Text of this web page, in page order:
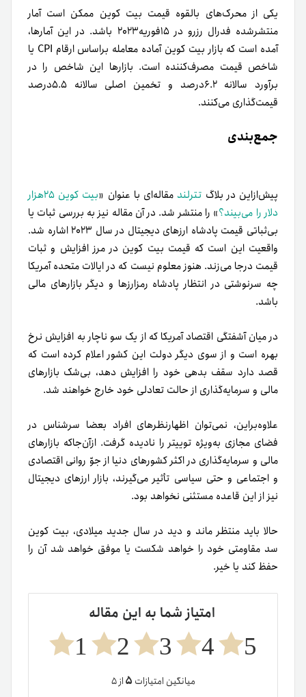
یکی از محرک‌های بالقوه قیمت بیت کوین ممکن است آمار
منتشر‌شده فدرال رزرو در ۱۵فوریه۲۰۲۳ باشد. در این آمارها،
آمده است که بازار بیت کوین آماده معامله بر‌اساس ارقام CPI یا
شاخص قیمت مصرف‌کننده است. بازارها این شاخص را در
برآورد سالانه ۶.۲درصد و تخمین اصلی سالانه ۵.۵درصد
قیمت‌گذاری می‌کنند.
جمع‌بندی
پیش‌از‌این در بلاگ تترلند مقاله‌ای با عنوان «
بیت کوین ۲۵هزار
دلار را می‌بیند؟» را منتشر شد. در آن مقاله نیز به بررسی ثبات یا
بی‌ثباتی قیمت پادشاه ارزهای دیجیتال در سال ۲۰۲۳ اشاره شد.
واقعیت این است که قیمت بیت کوین در مرز افزایش و ثبات
قیمت درجا می‌زند. هنوز معلوم نیست که در ایالات متحده آمریکا
چه سرنوشتی در انتظار پادشاه رمزارزها و دیگر بازارهای مالی
باشد.
در میان آشفتگی اقتصاد آمریکا که از یک سو ناچار به افزایش نرخ
بهره است و از سوی دیگر دولت این کشور اعلام کرده است که
قصد دارد سقف بدهی خود را افزایش دهد، بی‌شک بازارهای
مالی و سرمایه‌گذاری از حالت تعادلی خود خارج خواهند شد.
علاوه‌براین، نمی‌توان اظهارنظرهای افراد بعضا سرشناس در
فضای مجازی به‌ویژه توییتر را نادیده گرفت. از‌آن‌جا‌که بازارهای
مالی و سرمایه‌گذاری در اکثر کشورهای دنیا از جوّ روانی اقتصادی
و اجتماعی و حتی سیاسی تأثیر می‌گیرند، بازار ارزهای دیجیتال
نیز از این قاعده مستثنی نخواهد بود.
حالا باید منتظر ماند و دید در سال جدید میلادی، بیت کوین
سد مقاومتی خود را خواهد شکست یا موفق خواهد شد آن را
حفظ کند یا خیر.
امتیاز شما به این مقاله
5
4
3
2
1
میانگین امتیازات ۵از ۵